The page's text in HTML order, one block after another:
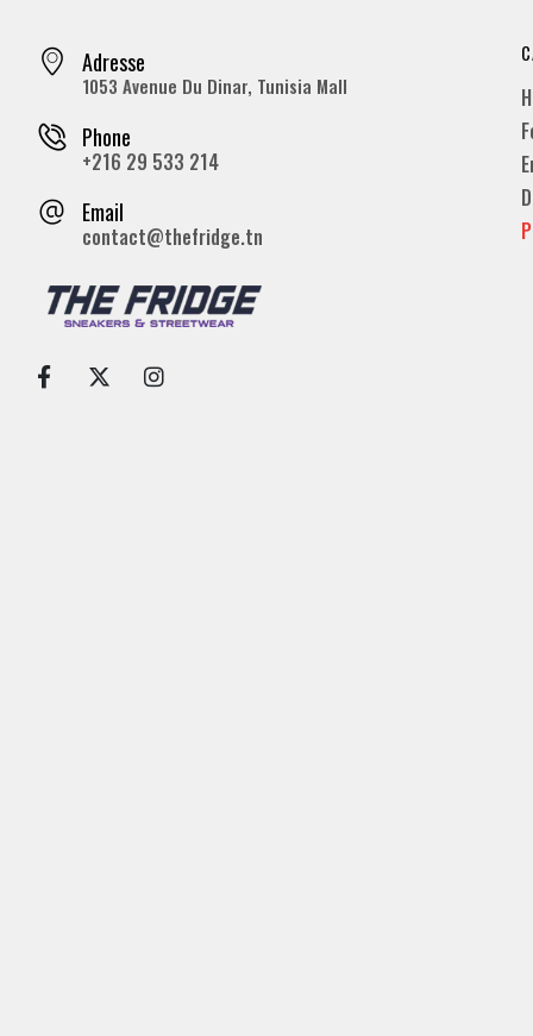
Adresse
1053 Avenue Du Dinar, Tunisia Mall
Phone
+216 29 533 214
Email
contact@thefridge.tn